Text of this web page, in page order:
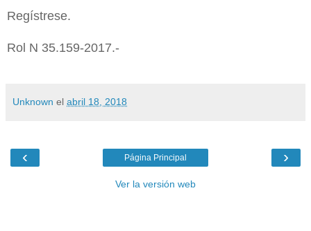
Regístrese.
Rol N 35.159-2017.-
Unknown el abril 18, 2018
‹ ›
Página Principal
Ver la versión web